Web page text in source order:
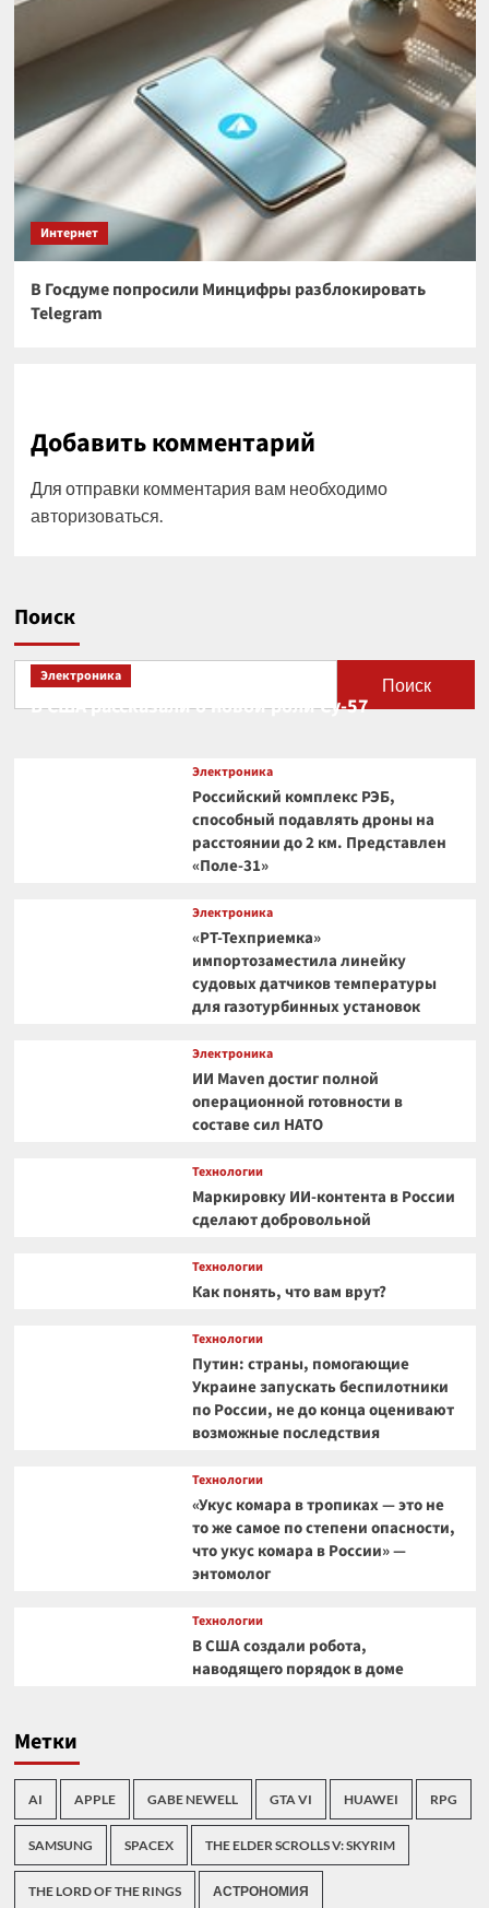
Интернет
В Госдуме попросили Минцифры разблокировать
Telegram
Добавить комментарий
Для отправки комментария вам необходимо
авторизоваться.
Поиск
Поиск
Электроника
В США рассказали о новой роли Су-57
Электроника
Российский комплекс РЭБ,
способный подавлять дроны на
расстоянии до 2 км. Представлен
«Поле-31»
Электроника
«РТ-Техприемка»
импортозаместила линейку
судовых датчиков температуры
для газотурбинных установок
Электроника
ИИ Maven достиг полной
операционной готовности в
составе сил НАТО
Технологии
Маркировку ИИ-контента в России
сделают добровольной
Технологии
Как понять, что вам врут?
Технологии
Путин: страны, помогающие
Украине запускать беспилотники
по России, не до конца оценивают
возможные последствия
Технологии
«Укус комара в тропиках — это не
то же самое по степени опасности,
что укус комара в России» —
энтомолог
Технологии
В США создали робота,
наводящего порядок в доме
Метки
AI APPLE GABE NEWELL GTA VI HUAWEI RPG
SAMSUNG SPACEX THE ELDER SCROLLS V: SKYRIM
THE LORD OF THE RINGS АСТРОНОМИЯ